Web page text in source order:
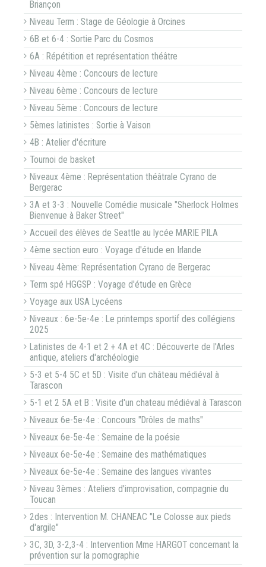
Briançon
Niveau Term : Stage de Géologie à Orcines
6B et 6-4 : Sortie Parc du Cosmos
6A : Répétition et représentation théâtre
Niveau 4ème : Concours de lecture
Niveau 6ème : Concours de lecture
Niveau 5ème : Concours de lecture
5èmes latinistes : Sortie à Vaison
4B : Atelier d'écriture
Tournoi de basket
Niveaux 4ème : Représentation théâtrale Cyrano de
Bergerac
3A et 3-3 : Nouvelle Comédie musicale "Sherlock Holmes
Bienvenue à Baker Street"
Accueil des élèves de Seattle au lycée MARIE PILA
4ème section euro : Voyage d'étude en Irlande
Niveau 4ème: Représentation Cyrano de Bergerac
Term spé HGGSP : Voyage d'étude en Grèce
Voyage aux USA Lycéens
Niveaux : 6e-5e-4e : Le printemps sportif des collégiens
2025
Latinistes de 4-1 et 2 + 4A et 4C : Découverte de l'Arles
antique, ateliers d'archéologie
5-3 et 5-4 5C et 5D : Visite d'un château médiéval à
Tarascon
5-1 et 2 5A et B : Visite d'un chateau médiéval à Tarascon
Niveaux 6e-5e-4e : Concours "Drôles de maths"
Niveaux 6e-5e-4e : Semaine de la poésie
Niveaux 6e-5e-4e : Semaine des mathématiques
Niveaux 6e-5e-4e : Semaine des langues vivantes
Niveau 3èmes : Ateliers d'improvisation, compagnie du
Toucan
2des : Intervention M. CHANEAC "Le Colosse aux pieds
d'argile"
3C, 3D, 3-2,3-4 : Intervention Mme HARGOT concernant la
prévention sur la pornographie